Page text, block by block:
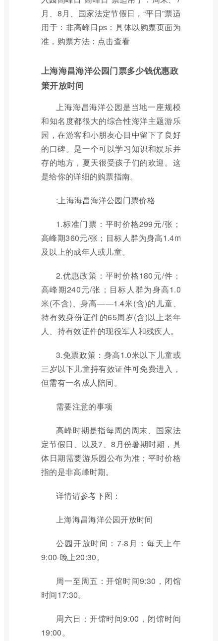
月、8月、国家法定节假日，“平日”票适
用于：非高峰日ps：具体以购票页面为
准，购票方法：点击查看
上海海昌海洋公园门票多少钱优惠政
策开放时间
上海海昌海洋公园是当地一座规模
和知名度都很大的综合性海洋主题游乐
园，在游客和小朋友心目中留下了良好
的口碑。是一个可以学习知识和娱乐并
存的地方，夏天很受孩子们的欢迎。这
是给你的详细的购票指南。
:上海海昌海洋公园门票价格
1.标准门票：平时价格299元/张；
高峰期360元/张；目标人群为身高1.4m
及以上的成年人或儿童。
2.优惠政策：平时价格180元/件；
高峰期240元/张；目标人群为身高1.0
米(不含)、身高——1.4米(含)的儿童、
持有效身份证件的65周岁(含)以上老年
人、持有效证件的现役军人和残疾人。
3.免票政策：身高1.0米以下儿童或
三岁以下儿童持有效证件可免费进入，
但需有一名成人陪同。
需要注意的事项
高峰时期是指每周的周末、国家法
定节假日、以及7、8月份暑期时期，具
体日期需要游乐园公布为准；平时价格
指的是非高峰时期。
详情请参考下图：
上海海昌海洋公园开放时间
公园开放时间：7-8月：每天上午
9:00-晚上20:30。
周一至周五：开馆时间9:30，闭馆
时间17:30。
周六日：开馆时间9:00，闭馆时间
19:00。